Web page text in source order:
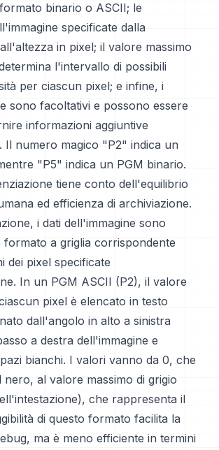
binario o ASCII; le
specificate dalla
in pixel; il valore massimo
l'intervallo di possibili
per ciascun pixel; e infine, i
sono facoltativi e possono essere
informazioni aggiuntive
Il numero magico "P2" indica un
"P5" indica un PGM binario.
tiene conto dell'equilibrio
ed efficienza di archiviazione.
i dati dell'immagine sono
formato a griglia corrispondente
dei pixel specificate
In un PGM ASCII (P2), il valore
pixel è elencato in testo
dall'angolo in alto a sinistra
a destra dell'immagine e
bianchi. I valori vanno da 0, che
nero, al valore massimo di grigio
che rappresenta il
di questo formato facilita la
ma è meno efficiente in termini